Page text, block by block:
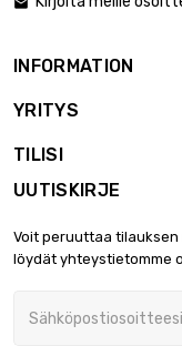
INFORMATION
YRITYS
TILISI
UUTISKIRJE
Voit peruuttaa
löydät yhteystietomme